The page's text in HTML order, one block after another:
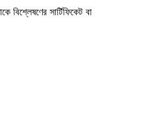
সার্টিফিকেট বা